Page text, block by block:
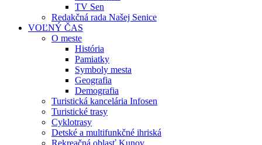
TV Sen
Redakčná rada Našej Senice
VOĽNÝ ČAS
O meste
História
Pamiatky
Symboly mesta
Geografia
Demografia
Turistická kancelária Infosen
Turistické trasy
Cyklotrasy
Detské a multifunkčné ihriská